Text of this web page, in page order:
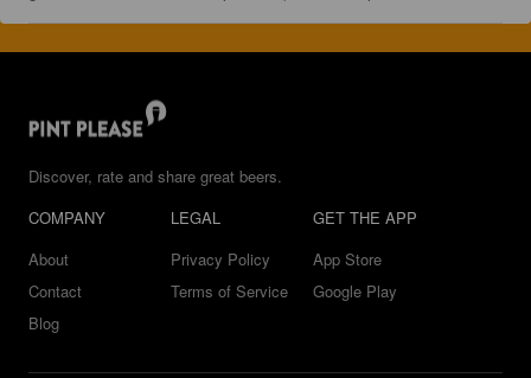
Discover, rate and share great beers.
COMPANY
About
Contact
Blog
LEGAL
Privacy Policy
Terms of Service
GET THE APP
App Store
Google Play